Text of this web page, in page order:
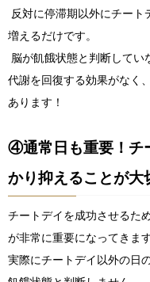
反対に停滞期以外にチー
増えるだけです。
脳が飢餓状態と判断してい
代謝を回復する効果がなく
あります！
④通常日も重要！チ
かり抑えることが大
チートデイを成功させるた
が非常に重要になってきま
実際にチートデイ以外の日